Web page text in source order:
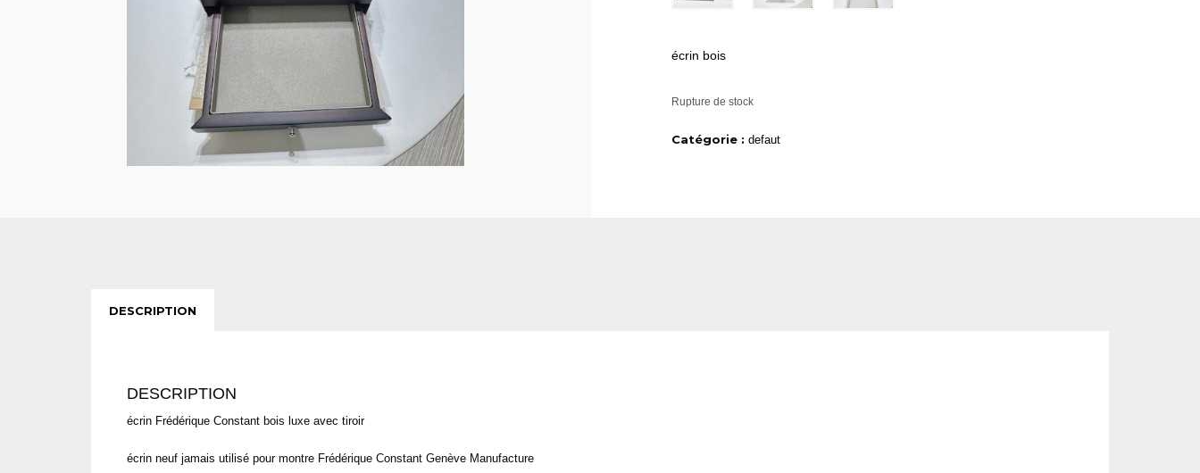
écrin bois
Rupture de stock
Catégorie : defaut
DESCRIPTION
DESCRIPTION
écrin Frédérique Constant bois luxe avec tiroir
écrin neuf jamais utilisé pour montre Frédérique Constant Genève Manufacture